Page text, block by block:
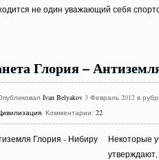
не один уважающий себя
Глория –
Ivan Belyakov 3 Февраль 2012 в
. Комментарии:22
Некоторые